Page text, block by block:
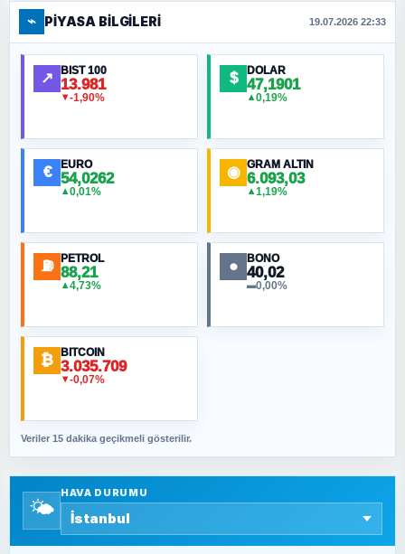
FERHAT BÜYÜKKALKAN
Ankara Zirvesi: NATO Toplantısı mı, Yeni
Ortadoğu Haritasının Provası mı?
MURAT ÖZKAN
NURETTIN BÖLÜK
ORHAN KILIÇOĞLU
Fahişeye beyinli bir müstevli alçağına
SAVAŞ ŞAHİN
SEYFULLAH ÇİÇEK
⌁ PIYASA BILGILERI 19.07.2026 22:33
↗ BIST 100
13.981
▼-1,90%
$ DOLAR
47,1901
▲0,19%
€ EURO
54,0262
▲0,01%
◉ GRAM ALTIN
6.093,03
▲1,19%
⛽ PETROL
88,21
▲4,73%
● BONO
40,02
▬0,00%
₿ BITCOIN
3.035.709
▼-0,07%
Veriler 15 dakika geçikmeli gösterilir.
🌤️
HAVA DURUMU